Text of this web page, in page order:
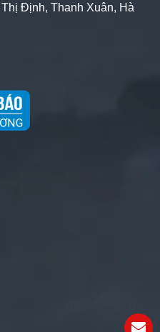
Định, Thanh Xuân, Hà